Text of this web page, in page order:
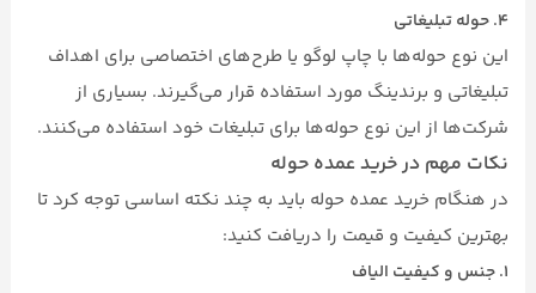
۴. حوله تبلیغاتی
این نوع حوله‌ها با چاپ لوگو یا طرح‌های اختصاصی برای اهداف
تبلیغاتی و برندینگ مورد استفاده قرار می‌گیرند. بسیاری از
شرکت‌ها از این نوع حوله‌ها برای تبلیغات خود استفاده می‌کنند.
نکات مهم در خرید عمده حوله
در هنگام خرید عمده حوله باید به چند نکته اساسی توجه کرد تا
بهترین کیفیت و قیمت را دریافت کنید:
۱. جنس و کیفیت الیاف